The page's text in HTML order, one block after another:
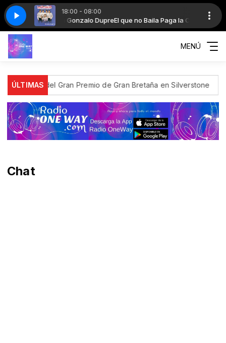
18:00 - 08:00
Paga la Cuenta con Gonzalo DupreEl que no Baila Paga la Cuenta con
de Amarte_zATWayEIcSw Cómo Dejar de Amarte_zATWayEIcSw
MENÚ
ÚLTIMAS
position del Gran Premio de Gran Bretaña en Silverstone
Chat